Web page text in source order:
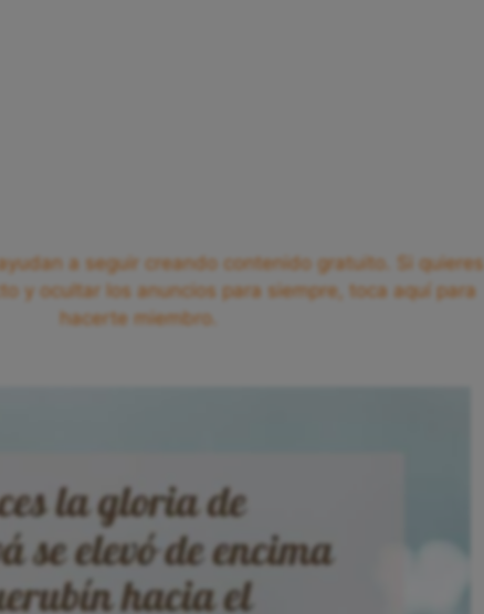
a seguir creando contenido gratuito. Si quieres
y ocultar los anuncios para siempre, toca aquí para
hacerte miembro.